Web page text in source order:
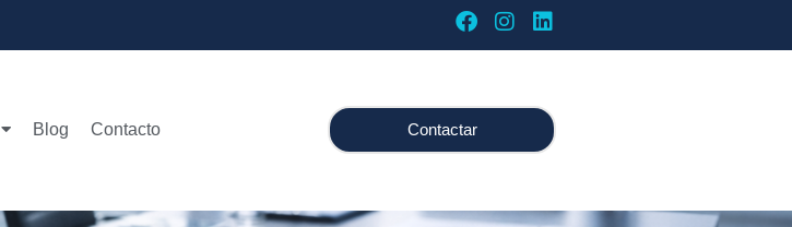
Blog Contacto Contactar